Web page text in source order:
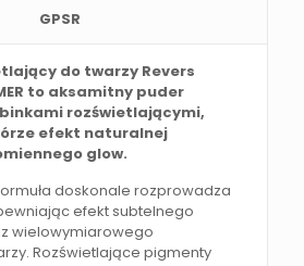
GPSR
do twarzy Revers
to aksamitny puder
rozświetlającymi,
efekt naturalnej
glow.
doskonale rozprowadza
efekt subtelnego
wielowymiarowego
Rozświetlające pigmenty